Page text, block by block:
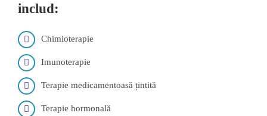
includ:
Chimioterapie
Imunoterapie
Terapie medicamentoasă țintită
Terapie hormonală